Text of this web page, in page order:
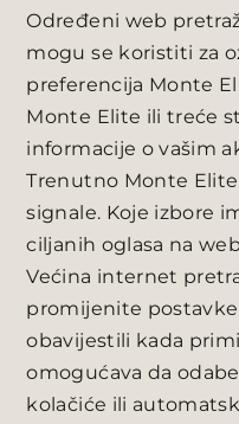
Određeni web
mogu se koristiti za
preferencija Monte
Monte Elite ili treće
informacije o vašim
Trenutno Monte
signale. Koje izbore
ciljanih oglasa na
Većina internet
promijenite
obavijestili kada
omogućava da
kolačiće ili